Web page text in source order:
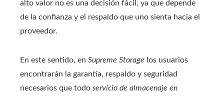
alto valor no es una decisión fácil, ya que depende
de la confianza y el respaldo que uno sienta hacia el
proveedor.
En este sentido, en Supreme Storage los usuarios
encontrarán la garantía, respaldo y seguridad
necesarios que todo servicio de almacenaje en